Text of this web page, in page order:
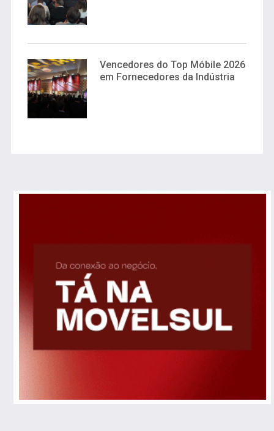
Vencedores do Top Móbile 2026
em Fornecedores da Indústria